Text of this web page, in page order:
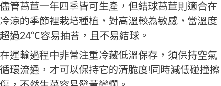
儘管萵苣一年四季皆可生產，但結球萵苣則適合在
冷涼的季節裡栽培種植，對高溫較為敏感，當溫度
超過24℃容易抽苔，且不易結球。
在運輸過程中非常注重冷藏低溫保存，須保持空氣
循環流通，才可以保持它的清脆度!同時減低碰撞擦